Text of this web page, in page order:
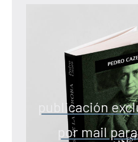
publicación
por mail